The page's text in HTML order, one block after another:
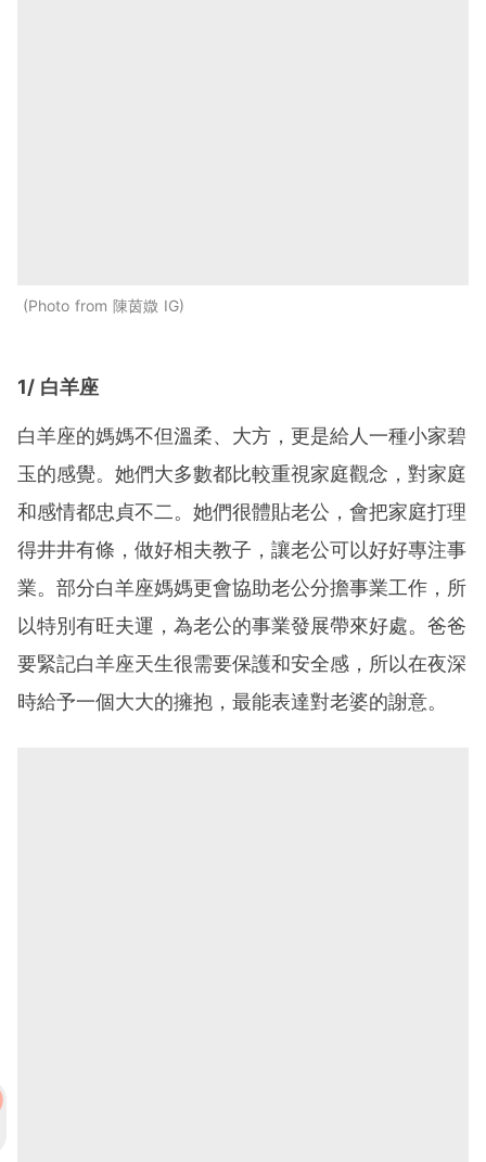
Photo from 陳茵媺 IG
1/ 白羊座
白羊座的媽媽不但溫柔、大方，更是給人一種小家碧
玉的感覺。她們大多數都比較重視家庭觀念，對家庭
和感情都忠貞不二。她們很體貼老公，會把家庭打理
得井井有條，做好相夫教子，讓老公可以好好專注事
業。部分白羊座媽媽更會協助老公分擔事業工作，所
以特別有旺夫運，為老公的事業發展帶來好處。爸爸
要緊記白羊座天生很需要保護和安全感，所以在夜深
時給予一個大大的擁抱，最能表達對老婆的謝意。